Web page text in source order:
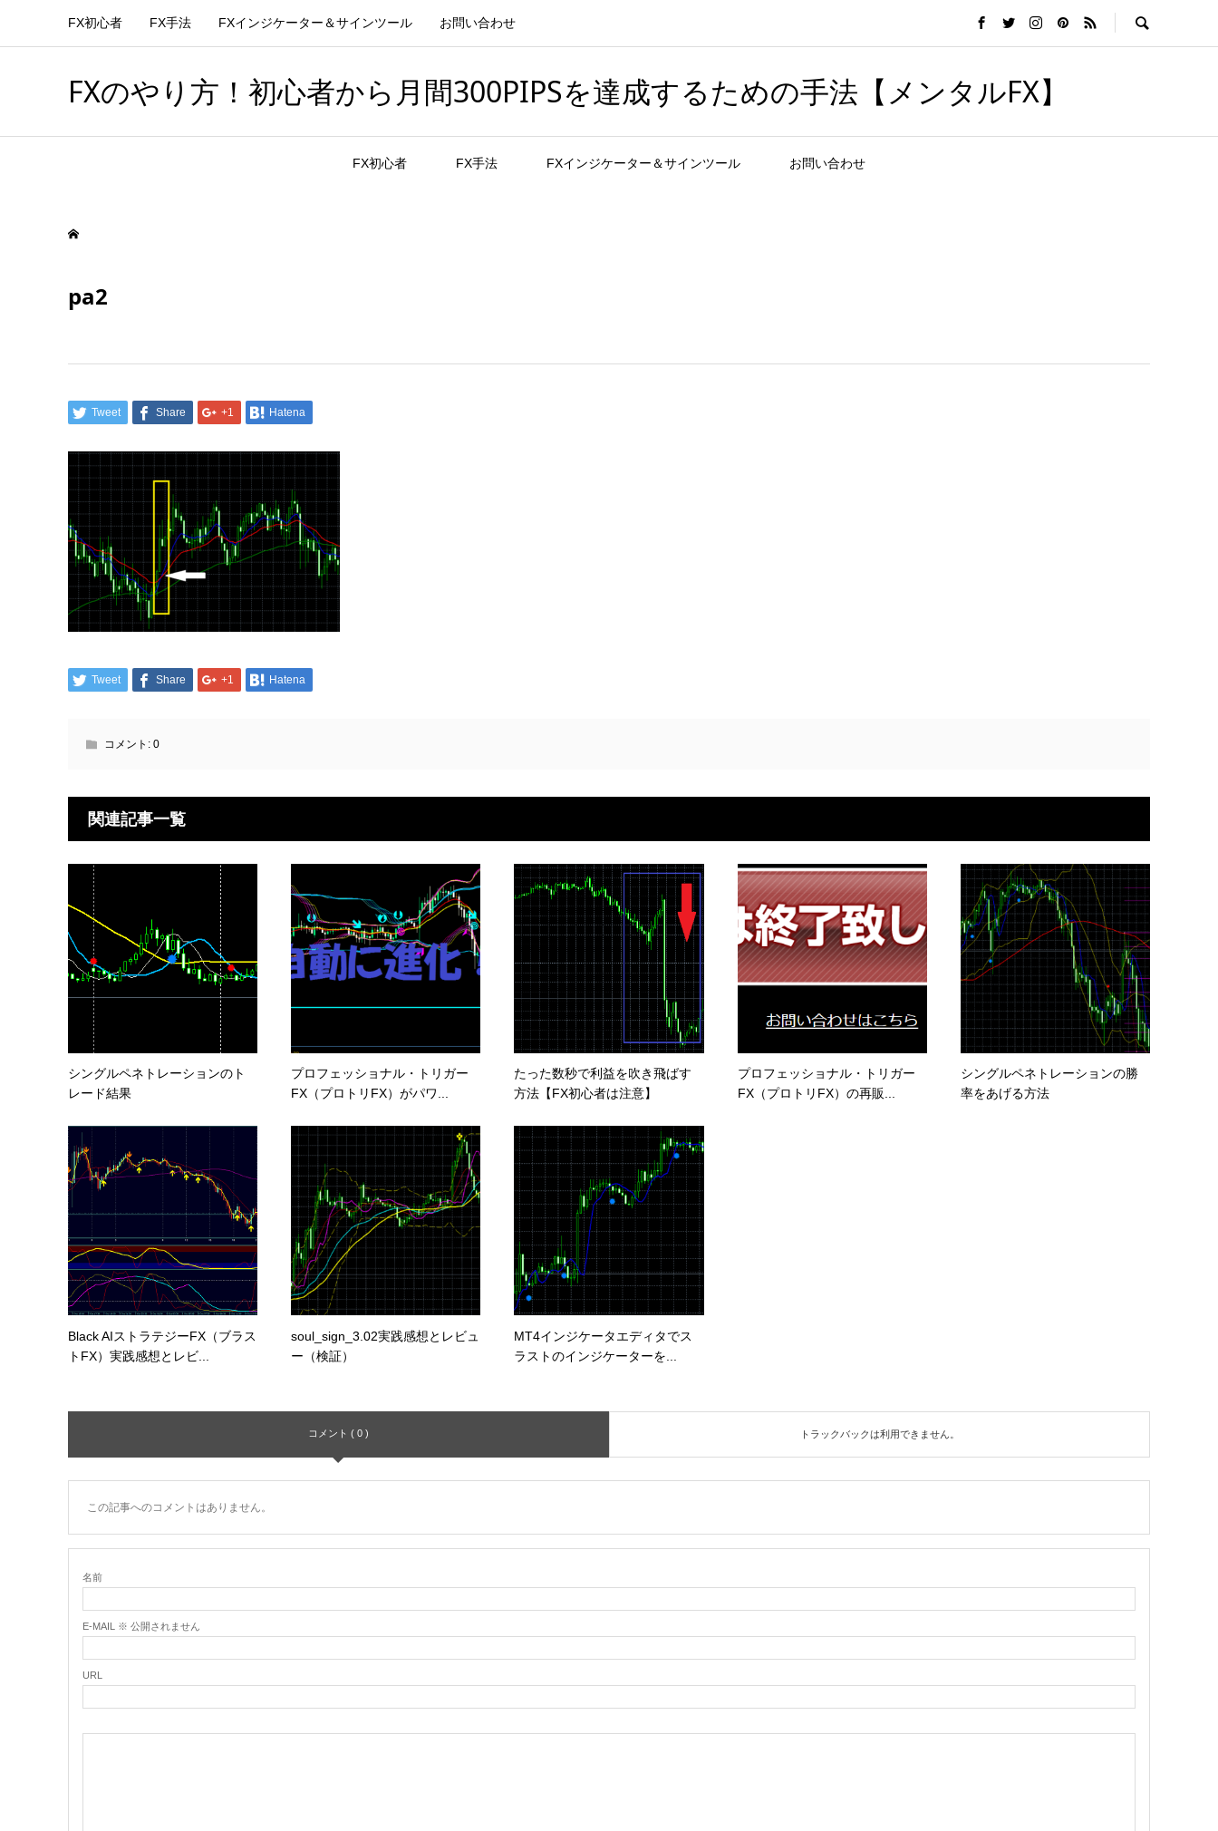
FX初心者 FX手法 FXインジケーター＆サインツール お問い合わせ
FXのやり方！初心者から月間300PIPSを達成するための手法【メンタルFX】
FX初心者 FX手法 FXインジケーター＆サインツール お問い合わせ
pa2
Tweet Share +1 Hatena
Tweet Share +1 Hatena
コメント: 0
関連記事一覧
シングルペネトレーションのト
レード結果
プロフェッショナル・トリガー
FX（プロトリFX）がパワ...
たった数秒で利益を吹き飛ばす
方法【FX初心者は注意】
プロフェッショナル・トリガー
FX（プロトリFX）の再販...
シングルペネトレーションの勝
率をあげる方法
Black AIストラテジーFX（ブラス
トFX）実践感想とレビ...
soul_sign_3.02実践感想とレビュ
ー（検証）
MT4インジケータエディタでス
ラストのインジケーターを...
コメント ( 0 ) トラックバックは利用できません。
この記事へのコメントはありません。
名前
E-MAIL ※ 公開されません
URL